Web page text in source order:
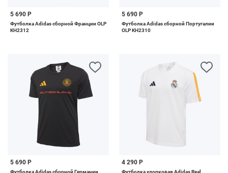
5 690 Р
Футболка Adidas сборной Франции OLP
KH2312
5 690 Р
Футболка Adidas сборной Португалии
OLP KH2310
5 690 Р
Футболка Adidas сборной Германии
4 290 Р
Футболка хлопковая Adidas Real